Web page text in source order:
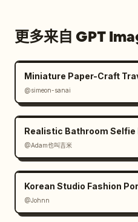
更多来自 GPT
Miniature Paper-Craft
@simeon-sanai
Realistic Bathroom Selfie
@Adam也叫吉米
Korean Studio Fashion
@Johnn